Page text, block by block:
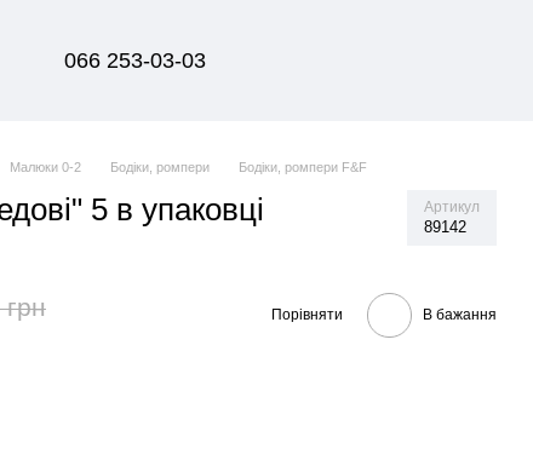
066 253-03-03
Малюки 0-2 Бодіки, ромпери Бодіки, ромпери F&F
5 в упаковці Артикул
89142
Порівняти В бажання